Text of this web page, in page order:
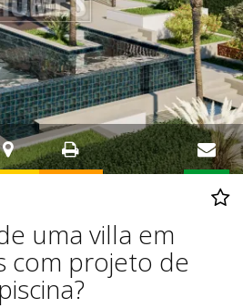
uma villa em
com projeto de